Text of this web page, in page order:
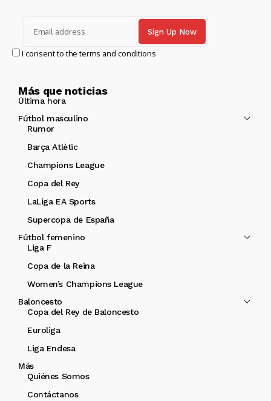
I consent to the terms and conditions
Más que noticias
Última hora
Fútbol masculino
Rumor
Barça Atlètic
Champions League
Copa del Rey
LaLiga EA Sports
Supercopa de España
Fútbol femenino
Liga F
Copa de la Reina
Women’s Champions League
Baloncesto
Copa del Rey de Baloncesto
Euroliga
Liga Endesa
Más
Quiénes Somos
Contáctanos